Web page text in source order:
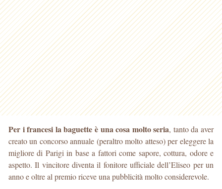
Per i francesi la baguette è una cosa molto seria, tanto da aver
creato un concorso annuale (peraltro molto atteso) per eleggere la
migliore di Parigi in base a fattori come sapore, cottura, odore e
aspetto. Il vincitore diventa il fonitore ufficiale dell’Eliseo per un
anno e oltre al premio riceve una pubblicità molto considerevole.